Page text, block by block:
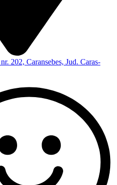
202, Caransebes, Jud. Caras-